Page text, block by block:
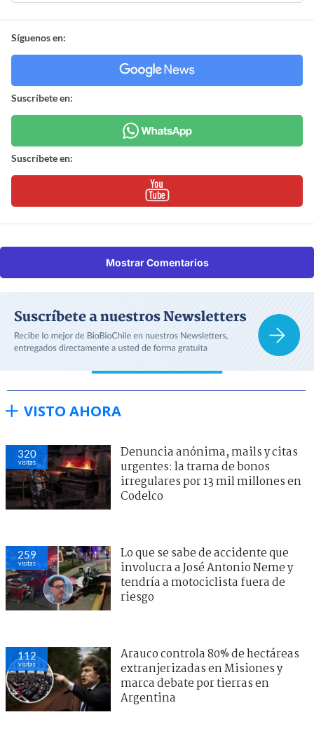
Síguenos en:
Suscríbete en:
Suscríbete en:
Mostrar Comentarios
VISTO AHORA
320
visitas
Denuncia anónima, mails y citas
urgentes: la trama de bonos
irregulares por 13 mil millones en
Codelco
259
visitas
Lo que se sabe de accidente que
involucra a José Antonio Neme y
tendría a motociclista fuera de
riesgo
112
visitas
Arauco controla 80% de hectáreas
extranjerizadas en Misiones y
marca debate por tierras en
Argentina